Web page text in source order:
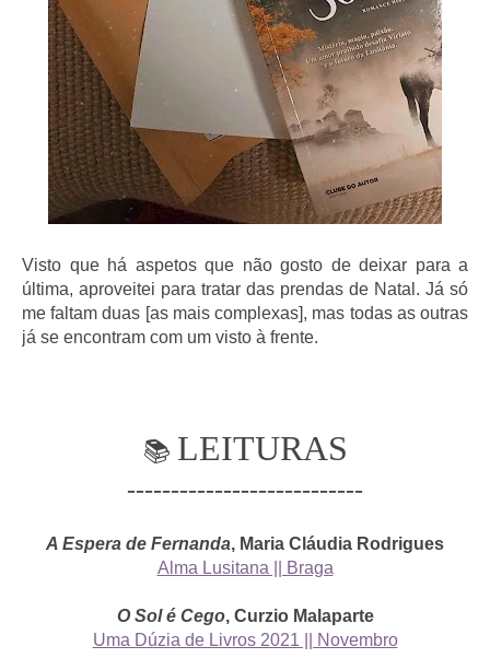
Visto que há aspetos que não gosto de deixar para a
última, aproveitei para tratar das prendas de Natal. Já só
me faltam duas [as mais complexas], mas todas as outras
já se encontram com um visto à frente.
📚 LEITURAS
---------------------------
A Espera de Fernanda, Maria Cláudia Rodrigues
Alma Lusitana || Braga
O Sol é Cego, Curzio Malaparte
Uma Dúzia de Livros 2021 || Novembro